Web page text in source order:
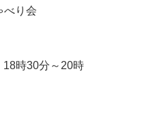
べり会
18時30分～20時